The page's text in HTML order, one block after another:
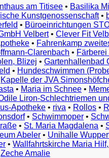
am Titisee • Basilika
Kunstgenossenschaft•
• Büroeinrichtungen
Velbert• Clever Fit
• Fahrenkamp
Clarenbach •
Blizej • Gartenhallenbad
• Hundeschwimmen
Kapelle der JVA
• Maria im Schnee •
Liron-Schlechtriemen
Apotheke • riva • Rollos •
• Schwimmoper •
• St. Maria Magdalena •
Abeler • Unihalle
• Wallfahrtskirche Maria
Zeche Amalie